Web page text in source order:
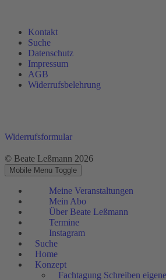
Kontakt
Suche
Datenschutz
Impressum
AGB
Widerrufsbelehrung
Widerrufsformular
© Beate Leßmann 2026
Mobile Menu Toggle
Meine Veranstaltungen
Mein Abo
Über Beate Leßmann
Termine
Instagram
Suche
Home
Konzept
Fachtagung Schreiben